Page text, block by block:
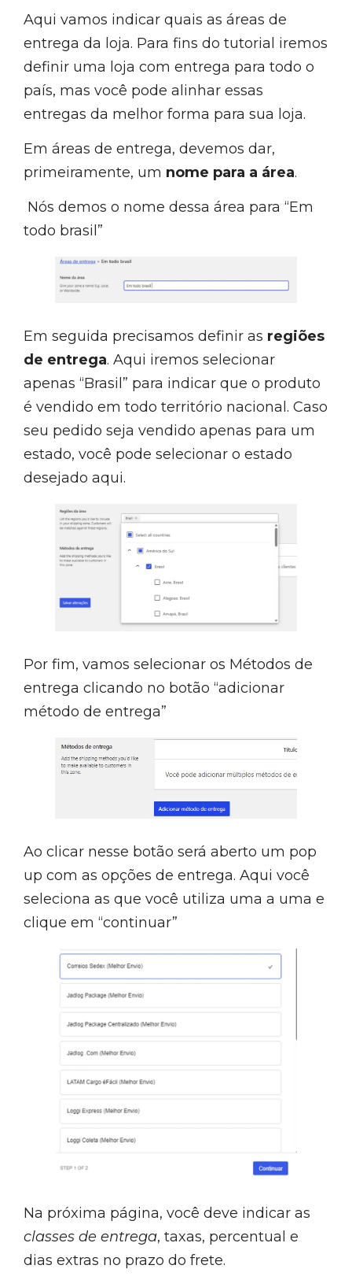
Aqui vamos indicar quais as áreas de
entrega da loja. Para fins do tutorial iremos
definir uma loja com entrega para todo o
país, mas você pode alinhar essas
entregas da melhor forma para sua loja.
Em áreas de entrega, devemos dar,
primeiramente, um nome para a área.
Nós demos o nome dessa área para “Em
todo brasil”
Em seguida precisamos definir as regiões
de entrega. Aqui iremos selecionar
apenas “Brasil” para indicar que o produto
é vendido em todo território nacional. Caso
seu pedido seja vendido apenas para um
estado, você pode selecionar o estado
desejado aqui.
Por fim, vamos selecionar os Métodos de
entrega clicando no botão “adicionar
método de entrega”
Ao clicar nesse botão será aberto um pop
up com as opções de entrega. Aqui você
seleciona as que você utiliza uma a uma e
clique em “continuar”
Na próxima página, você deve indicar as
classes de entrega, taxas, percentual e
dias extras no prazo do frete.